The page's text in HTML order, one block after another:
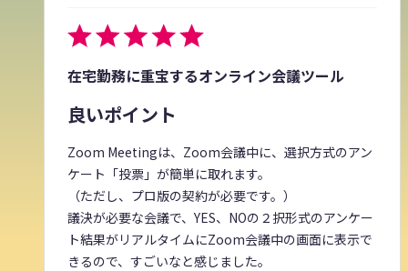
在宅勤務に重宝するオンライン会議ツール
良いポイント
Zoom Meetingは、Zoom会議中に、選択方式のアン
ケート「投票」が簡単に取れます。
（ただし、プロ版の契約が必要です。）
議決が必要な会議で、YES、NOの２択形式のアンケー
ト結果がリアルタイムにZoom会議中の画面に表示で
きるので、すごいなと感じました。